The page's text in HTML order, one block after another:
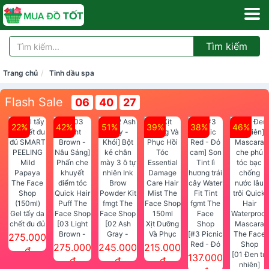
Tìm kiếm
Trang chủ Tinh dầu spa
Flash Sale 06 40 26
22%
Gel tẩy da
chết đu đủ
SMART
PEELING
275.000
đ
42%
[03 Light
Brown -
Nâu Sáng]
Phấn che
275.000
đ
51%
[02 Ash
Gray -
Khói] Bột
kẻ chân
245.000
đ
39%
Xịt Dưỡng
Và Phục
Hồi Tóc
Essential
215.000
đ
38%
[#3 Picnic
Red - Đỏ
cam] Son
137.000
46%
[01 Đen tự
nhiên]